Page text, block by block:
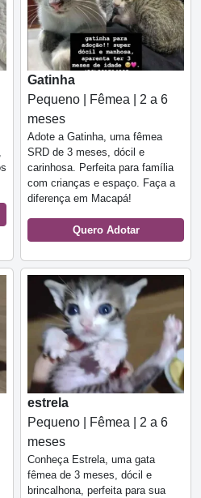
Gatinha
Pequeno | Fêmea | 2 a 6
meses
Adote a Gatinha, uma fêmea
SRD de 3 meses, dócil e
carinhosa. Perfeita para família
com crianças e espaço. Faça a
diferença em Macapá!
Quero Adotar
estrela
Pequeno | Fêmea | 2 a 6
meses
Conheça Estrela, uma gata
fêmea de 3 meses, dócil e
brincalhona, perfeita para sua